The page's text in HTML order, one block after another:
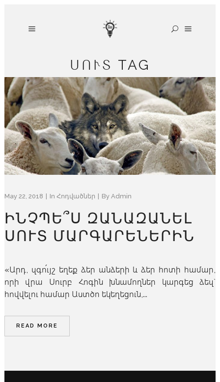
ՍՈՒՏ TAG
May 22, 2018 In Հոդվածներ By Admin
ԻՆՉՊԵ՞Ս ԶԱՆԱԶԱՆԵԼ
ՍՈՒՏ ՄԱՐԳԱՐԵՆԵՐԻՆ
«Արդ, զգո՛ւյշ եղեք ձեր անձերի և ձեր հոտի համար,
որի վրա Սուրբ Հոգին խնամողներ կարգեց ձեզ`
հովվելու համար Աստծո եկեղեցուն,...
READ MORE